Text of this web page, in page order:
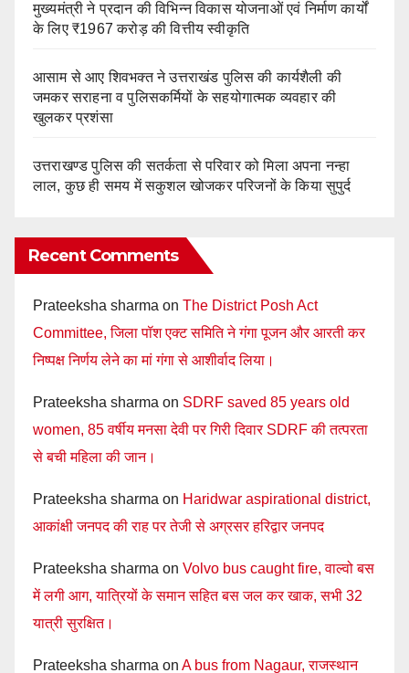
मुख्यमंत्री ने प्रदान की विभिन्न विकास योजनाओं एवं निर्माण कार्यों
के लिए ₹1967 करोड़ की वित्तीय स्वीकृति
आसाम से आए शिवभक्त ने उत्तराखंड पुलिस की कार्यशैली की
जमकर सराहना व पुलिसकर्मियों के सहयोगात्मक व्यवहार की
खुलकर प्रशंसा
उत्तराखण्ड पुलिस की सतर्कता से परिवार को मिला अपना नन्हा
लाल, कुछ ही समय में सकुशल खोजकर परिजनों के किया सुपुर्द
Recent Comments
Prateeksha sharma on The District Posh Act
Committee, जिला पॉश एक्ट समिति ने गंगा पूजन और आरती कर
निष्पक्ष निर्णय लेने का मां गंगा से आशीर्वाद लिया।
Prateeksha sharma on SDRF saved 85 years old
women, 85 वर्षीय मनसा देवी पर गिरी दिवार SDRF की तत्परता
से बची महिला की जान।
Prateeksha sharma on Haridwar aspirational district,
आकांक्षी जनपद की राह पर तेजी से अग्रसर हरिद्वार जनपद
Prateeksha sharma on Volvo bus caught fire, वाल्वो बस
में लगी आग, यात्रियों के समान सहित बस जल कर खाक, सभी 32
यात्री सुरक्षित।
Prateeksha sharma on A bus from Nagaur, राजस्थान